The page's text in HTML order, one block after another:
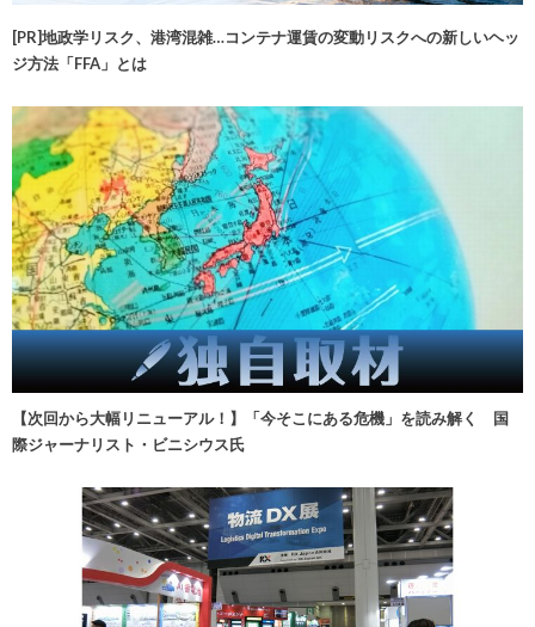
[PR]地政学リスク、港湾混雑…コンテナ運賃の変動リスクへの新しいヘッ
ジ方法「FFA」とは
【次回から大幅リニューアル！】「今そこにある危機」を読み解く 国
際ジャーナリスト・ビニシウス氏